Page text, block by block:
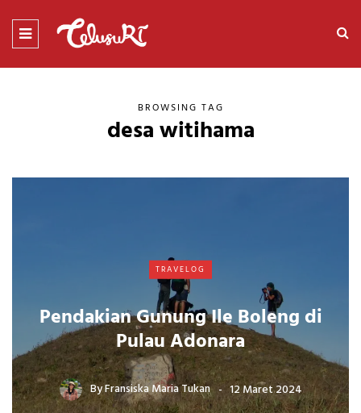
BROWSING TAG
desa witihama
TRAVELOG
Pendakian Gunung Ile Boleng di
Pulau Adonara
ByFransiska Maria Tukan 12 Maret 2024